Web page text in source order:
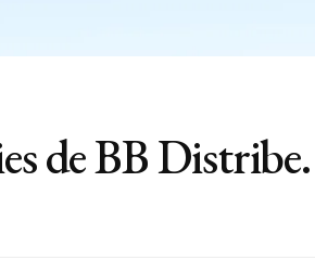
de BB Distribe.